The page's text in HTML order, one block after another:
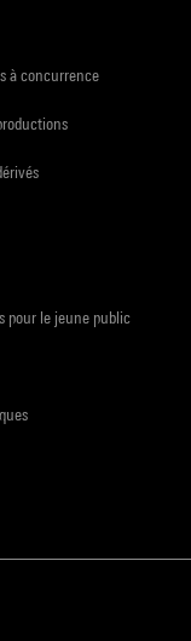
à concurrence
pour le jeune public